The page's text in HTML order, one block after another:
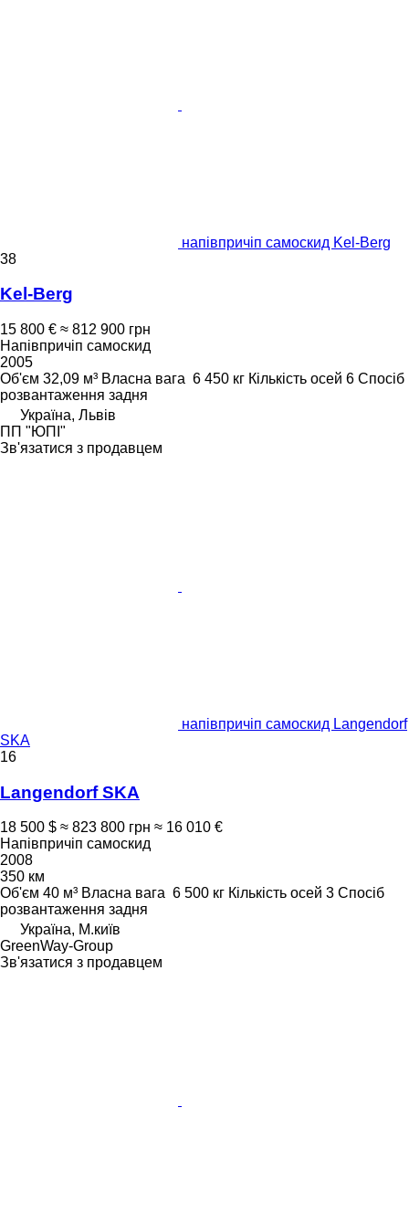
напівпричіп самоскид Kel-Berg
38
Kel-Berg
15 800 € ≈ 812 900 грн
Напівпричіп самоскид
2005
Об'єм 32,09 м³ Власна вага 6 450 кг Кількість осей 6 Спосіб
розвантаження задня
Україна, Львів
ПП "ЮПІ"
Зв'язатися з продавцем
напівпричіп самоскид Langendorf
SKA
16
Langendorf SKA
18 500 $ ≈ 823 800 грн ≈ 16 010 €
Напівпричіп самоскид
2008
350 км
Об'єм 40 м³ Власна вага 6 500 кг Кількість осей 3 Спосіб
розвантаження задня
Україна, М.київ
GreenWay-Group
Зв'язатися з продавцем